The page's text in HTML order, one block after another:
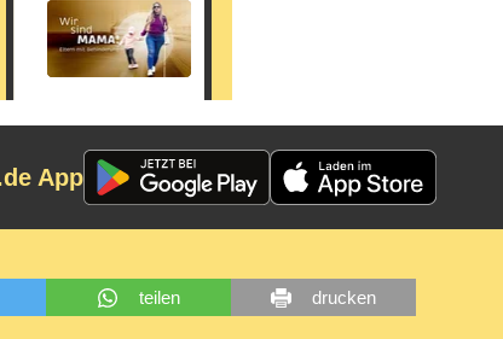
App
teilen drucken